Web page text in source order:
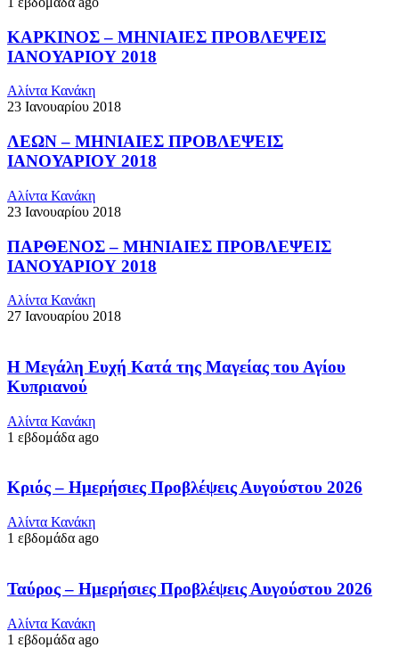
ΚΑΡΚΙΝΟΣ – ΜΗΝΙΑΙΕΣ ΠΡΟΒΛΕΨΕΙΣ
ΙΑΝΟΥΑΡΙΟΥ 2018
Αλίντα Κανάκη
23 Ιανουαρίου 2018
ΛΕΩΝ – ΜΗΝΙΑΙΕΣ ΠΡΟΒΛΕΨΕΙΣ
ΙΑΝΟΥΑΡΙΟΥ 2018
Αλίντα Κανάκη
23 Ιανουαρίου 2018
ΠΑΡΘΕΝΟΣ – ΜΗΝΙΑΙΕΣ ΠΡΟΒΛΕΨΕΙΣ
ΙΑΝΟΥΑΡΙΟΥ 2018
Αλίντα Κανάκη
27 Ιανουαρίου 2018
Η Μεγάλη Ευχή Κατά της Μαγείας του Αγίου
Κυπριανού
Αλίντα Κανάκη
1 εβδομάδα ago
Κριός – Ημερήσιες Προβλέψεις Αυγούστου 2026
Αλίντα Κανάκη
1 εβδομάδα ago
Ταύρος – Ημερήσιες Προβλέψεις Αυγούστου 2026
Αλίντα Κανάκη
1 εβδομάδα ago